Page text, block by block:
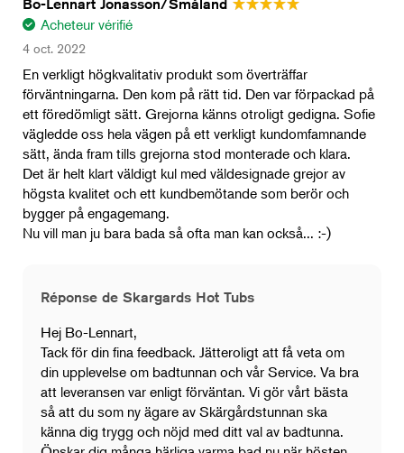
Bo-Lennart Jonasson/Småland
Acheteur vérifié
4 oct. 2022
En verkligt högkvalitativ produkt som överträffar
förväntningarna. Den kom på rätt tid. Den var förpackad på
ett föredömligt sätt. Grejorna känns otroligt gedigna. Sofie
vägledde oss hela vägen på ett verkligt kundomfamnande
sätt, ända fram tills grejorna stod monterade och klara.
Det är helt klart väldigt kul med väldesignade grejor av
högsta kvalitet och ett kundbemötande som berör och
bygger på engagemang.
Nu vill man ju bara bada så ofta man kan också... :-)
Réponse de Skargards Hot Tubs
Hej Bo-Lennart,
Tack för din fina feedback. Jätteroligt att få veta om
din upplevelse om badtunnan och vår Service. Va bra
att leveransen var enligt förväntan. Vi gör vårt bästa
så att du som ny ägare av Skärgårdstunnan ska
känna dig trygg och nöjd med ditt val av badtunna.